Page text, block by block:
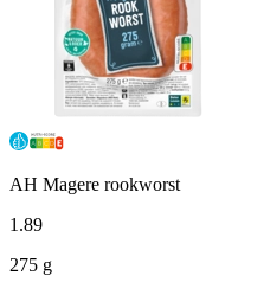
AH Magere rookworst
1 .89
275 g